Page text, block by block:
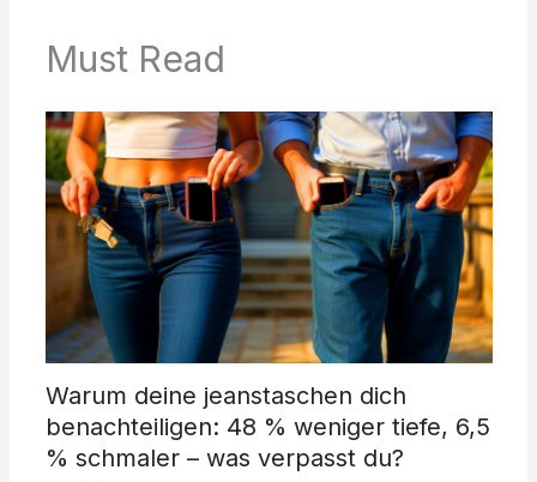
Must Read
Warum deine jeanstaschen dich
benachteiligen: 48 % weniger tiefe, 6,5
% schmaler – was verpasst du?